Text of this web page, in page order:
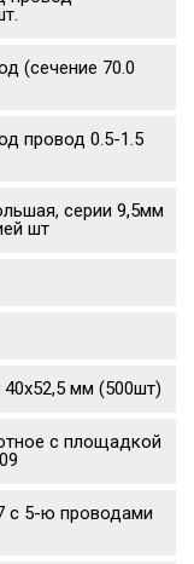
(сечение 70.0
провод 0.5-1.5
серии 9,5мм
шт
мм (500шт)
с площадкой
с 5-ю проводами